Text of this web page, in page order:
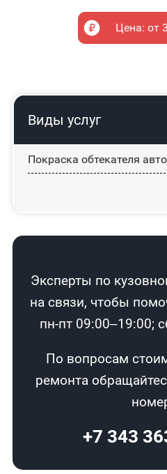
Цена: от
Виды услуг
Покраска обтекателя
Эксперты по
на связи, чтобы
пн-пт 09:00–19:00;
По вопросам
ремонта
+7 343